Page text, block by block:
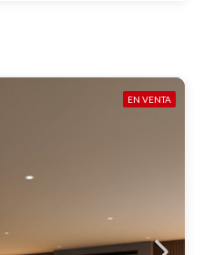
EN VENTA